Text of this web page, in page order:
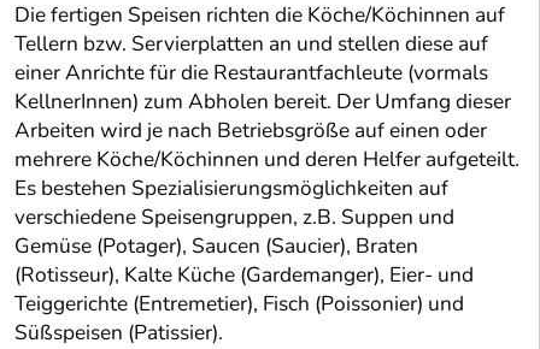
Die fertigen Speisen richten die Köche/Köchinnen auf
Tellern bzw. Servierplatten an und stellen diese auf
einer Anrichte für die Restaurantfachleute (vormals
KellnerInnen) zum Abholen bereit. Der Umfang dieser
Arbeiten wird je nach Betriebsgröße auf einen oder
mehrere Köche/Köchinnen und deren Helfer aufgeteilt.
Es bestehen Spezialisierungsmöglichkeiten auf
verschiedene Speisengruppen, z.B. Suppen und
Gemüse (Potager), Saucen (Saucier), Braten
(Rotisseur), Kalte Küche (Gardemanger), Eier- und
Teiggerichte (Entremetier), Fisch (Poissonier) und
Süßspeisen (Patissier).